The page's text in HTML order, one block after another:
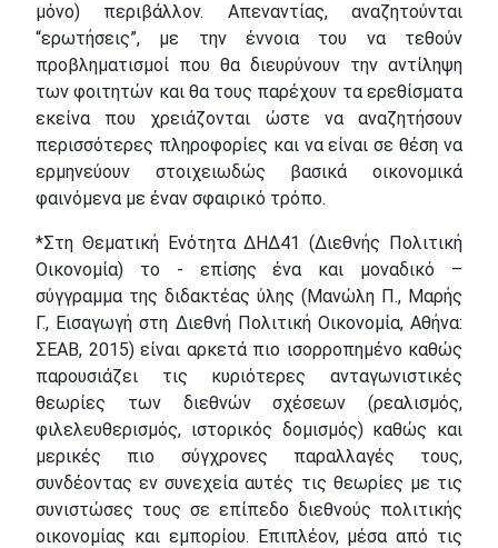
μόνο) περιβάλλον. Απεναντίας, αναζητούνται
“ερωτήσεις”, με την έννοια του να τεθούν
προβληματισμοί που θα διευρύνουν την αντίληψη
των φοιτητών και θα τους παρέχουν τα ερεθίσματα
εκείνα που χρειάζονται ώστε να αναζητήσουν
περισσότερες πληροφορίες και να είναι σε θέση να
ερμηνεύουν στοιχειωδώς βασικά οικονομικά
φαινόμενα με έναν σφαιρικό τρόπο.
*Στη Θεματική Ενότητα ΔΗΔ41 (Διεθνής Πολιτική
Οικονομία) το - επίσης ένα και μοναδικό –
σύγγραμμα της διδακτέας ύλης (Μανώλη Π., Μαρής
Γ., Εισαγωγή στη Διεθνή Πολιτική Οικονομία, Αθήνα:
ΣΕΑΒ, 2015) είναι αρκετά πιο ισορροπημένο καθώς
παρουσιάζει τις κυριότερες ανταγωνιστικές
θεωρίες των διεθνών σχέσεων (ρεαλισμός,
φιλελευθερισμός, ιστορικός δομισμός) καθώς και
μερικές πιο σύγχρονες παραλλαγές τους,
συνδέοντας εν συνεχεία αυτές τις θεωρίες με τις
συνιστώσες τους σε επίπεδο διεθνούς πολιτικής
οικονομίας και εμπορίου. Επιπλέον, μέσα από τις